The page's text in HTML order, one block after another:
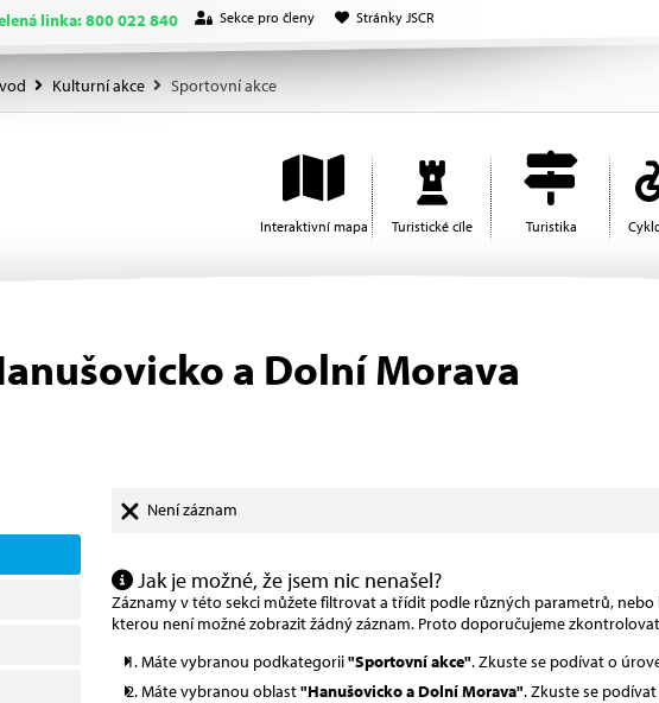
linka: 800 022 840 Sekce pro členy Stránky JSCR
Kulturní akce Sportovní akce
Interaktivní mapa Turistické cíle Turistika
a Dolní Morava
Není záznam
Jak je možné, že jsem nic nenašel?
Záznamy v této sekci můžete filtrovat a třídit podle různých parametrů,
kterou není možné zobrazit žádný záznam. Proto doporučujeme
Máte vybranou podkategorii"Sportovní akce". Zkuste se podívat o
Máte vybranou oblast"Hanušovicko a Dolní Morava". Zkuste se